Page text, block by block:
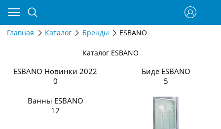
Главная Каталог Бренды ESBANO
Каталог ESBANO
ESBANO Новинки 2022
0
Биде ESBANO
5
Ванны ESBANO
12